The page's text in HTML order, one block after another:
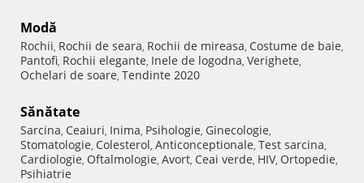
Modă
Rochii, Rochii de seara, Rochii de mireasa, Costume de baie,
Pantofi, Rochii elegante, Inele de logodna, Verighete,
Ochelari de soare, Tendinte 2020
Sănătate
Sarcina, Ceaiuri, Inima, Psihologie, Ginecologie,
Stomatologie, Colesterol, Anticonceptionale, Test sarcina,
Cardiologie, Oftalmologie, Avort, Ceai verde, HIV, Ortopedie,
Psihiatrie